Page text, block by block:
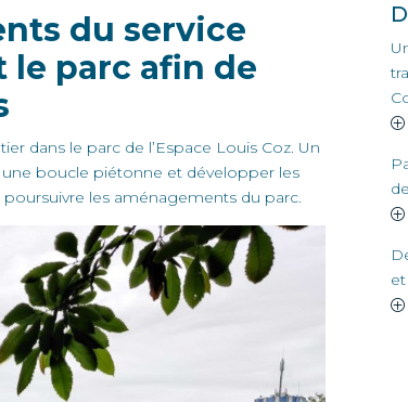
du service
le parc afin de
dans le parc de l’Espace Louis Coz. Un
boucle piétonne et développer les
les aménagements du parc.